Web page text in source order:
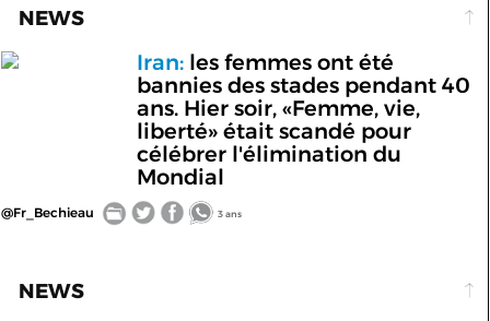
NEWS
Iran:les femmes ont été
bannies des stades pendant 40
ans. Hier soir, «Femme, vie,
liberté» était scandé pour
célébrer l'élimination du
Mondial
@Fr_Bechieau 3 ans
NEWS